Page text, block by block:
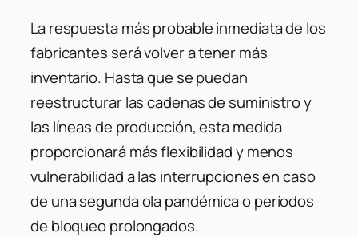
La respuesta más probable inmediata de los
fabricantes será volver a tener más
inventario. Hasta que se puedan
reestructurar las cadenas de suministro y
las líneas de producción, esta medida
proporcionará más flexibilidad y menos
vulnerabilidad a las interrupciones en caso
de una segunda ola pandémica o períodos
de bloqueo prolongados.